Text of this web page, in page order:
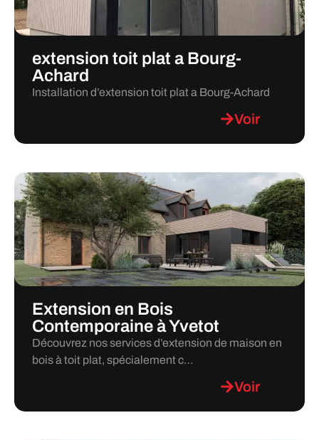
extension toit plat a Bourg-
Achard
Installation d’extension toit plat a Bourg-Achard
Voir
Extension en Bois
Contemporaine à Yvetot
Découvrez nos services d’extension de maison en
bois à toit plat, spécialement c…
Voir